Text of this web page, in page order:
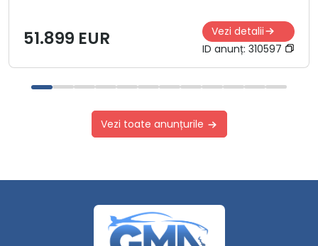
51.899 EUR
Vezi detalii
ID anunț: 310597
Vezi toate anunțurile